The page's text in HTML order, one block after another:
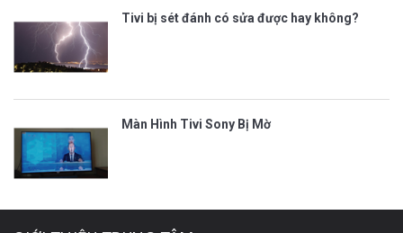
Tivi bị sét đánh có sửa được hay không?
Màn Hình Tivi Sony Bị Mờ